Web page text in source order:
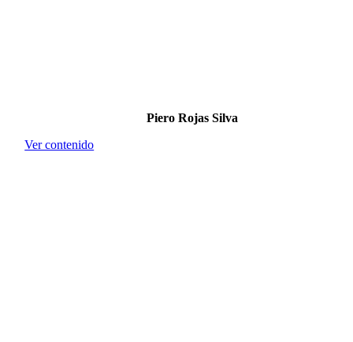
Piero Rojas Silva
Ver contenido